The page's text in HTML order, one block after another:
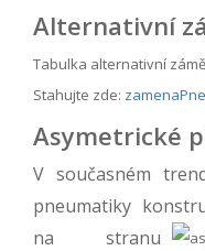
Alternativní
Tabulka alternativní
Stahujte zde:
Asymetrické
V současném
pneumatiky
na stranu